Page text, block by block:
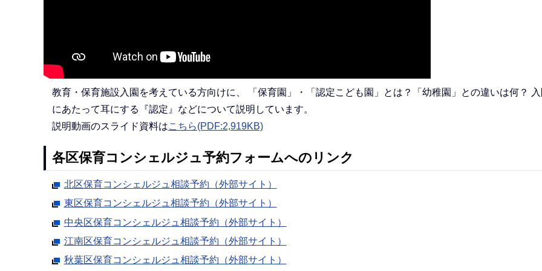
教育・保育施設入園を考えている方向けに、 「保育園」・「認定こども園」とは？「幼稚園」との違いは何？
にあたって耳にする『認定』などについて説明しています。
説明動画のスライド資料はこちら(PDF:2,919KB)
各区保育コンシェルジュ予約フォームへのリンク
北区保育コンシェルジュ相談予約（外部サイト）
東区保育コンシェルジュ相談予約（外部サイト）
中央区保育コンシェルジュ相談予約（外部サイト）
江南区保育コンシェルジュ相談予約（外部サイト）
秋葉区保育コンシェルジュ相談予約（外部サイト）